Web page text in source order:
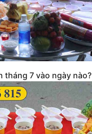
tháng 7 vào ngày nào?